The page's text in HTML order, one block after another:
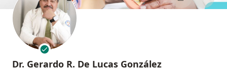
Dr. Gerardo R. De Lucas González